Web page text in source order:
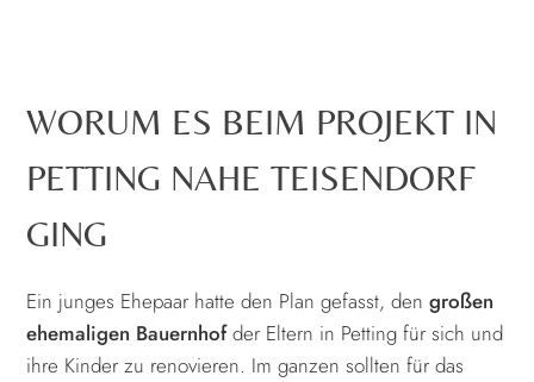
WORUM ES BEIM PROJEKT IN
PETTING NAHE TEISENDORF
GING
Ein junges Ehepaar hatte den Plan gefasst, dengroßen
ehemaligen Bauernhofder Eltern in Petting für sich und
ihre Kinder zu renovieren. Im ganzen sollten für das